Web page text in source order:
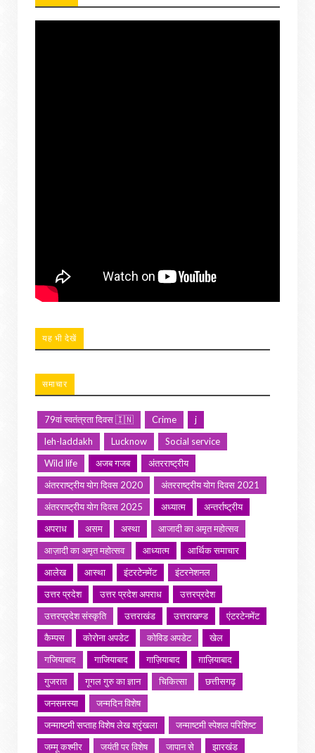
यह भी देखें
समाचार
79वां स्वतंत्रता दिवस 🇮🇳 Crime
j
leh-laddakh
Lucknow
Social service
Wild life
अजब गजब
अंतरराष्ट्रीय
अंतरराष्ट्रीय योग दिवस 2020
अंतरराष्ट्रीय योग दिवस 2021
अंतरराष्ट्रीय योग दिवस 2025
अध्यात्म
अन्तर्राष्ट्रीय
अपराध
असम अस्था
आजादी का अमृत महोत्सव
आज़ादी का अमृत महोत्सव
आध्यात्म
आर्थिक समाचार
आलेख
आस्था इंटरटेनमेंट
इंटरनेशनल
उत्तर प्रदेश
उत्तर प्रदेश अपराध
उत्तरप्रदेश
उत्तरप्रदेश संस्कृति
उत्तराखंड उत्तराखण्ड
एंटरटेनमेंट
कैम्पस
कोरोना अपडेट कोविड अपडेट
खेल
गजियाबाद
गाजियाबाद गाज़ियाबाद
ग़ाज़ियाबाद
गुजरात
गूगल गुरु का ज्ञान चिकित्सा
छत्तीसगढ़
जनसमस्या
जन्मदिन विशेष
जन्माष्टमी सप्ताह विशेष लेख श्रृंखला
जन्माष्टमी स्पेशल परिशिष्ट
जम्मू कश्मीर
जयंती पर विशेष जापान से
झारखंड